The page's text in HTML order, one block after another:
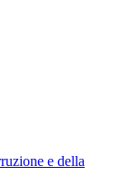
e della